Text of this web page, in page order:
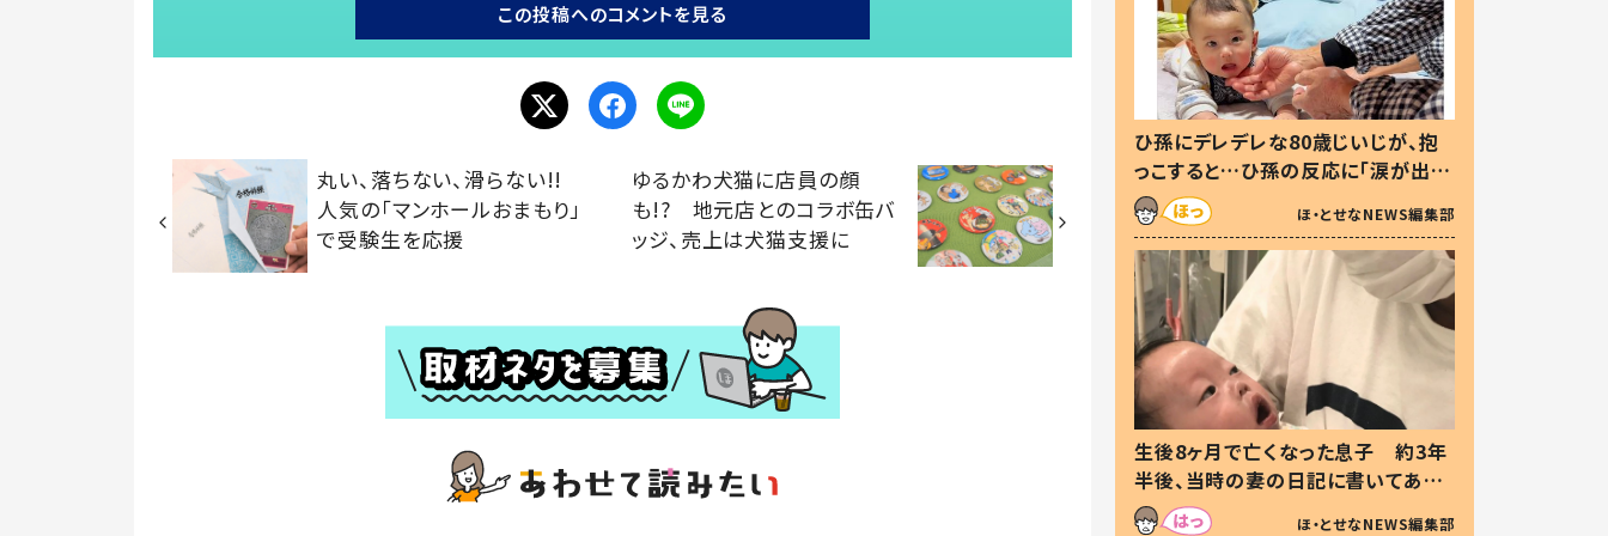
この投稿へのコメントを見る
丸い、落ちない、滑らない!!
人気の「マンホールおまもり」
で受験生を応援
ゆるかわ犬猫に店員の顔
も!? 地元店とのコラボ缶バ
ッジ、売上は犬猫支援に
ひ孫にデレデレな80歳じいじが、抱
っこすると…ひ孫の反応に「涙が出ま
した」「可愛くて仕方ない」
ほ・とせなNEWS編集部
生後8ヶ月で亡くなった息子 約3年
半後、当時の妻の日記に書いてあっ
た本音とは
ほ・とせなNEWS編集部